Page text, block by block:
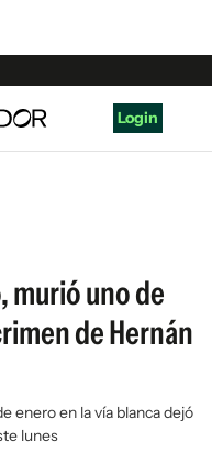
Login
murió uno de
de Hernán
enero en la vía blanca dejó
lunes